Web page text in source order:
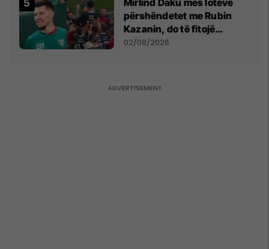
përshëndetet me Rubin
Kazanin, do të fitojë
miliona te Spartak Moska
02/08/2026